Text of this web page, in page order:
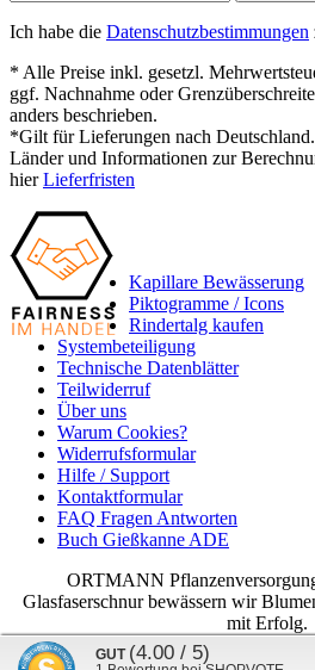
Ich habe die Datenschutzbestimmungen
* Alle Preise inkl. gesetzl.
ggf. Nachnahme oder
anders beschrieben.
*Gilt für Lieferungen nach
Länder und Informationen zur
hierLieferfristen
Kapillare Bewässerung
Piktogramme / Icons
Rindertalg kaufen
Systembeteiligung
Technische Datenblätter
Teilwiderruf
Über uns
Warum Cookies?
Widerrufsformular
Hilfe / Support
Kontaktformular
FAQ Fragen Antworten
Buch Gießkanne ADE
ORTMANN
Glasfaserschnur bewässern wir
mit Erfolg.
ORTMANN
SEHR GUT (4.99 / 5)
GUT (4.00 / 5)